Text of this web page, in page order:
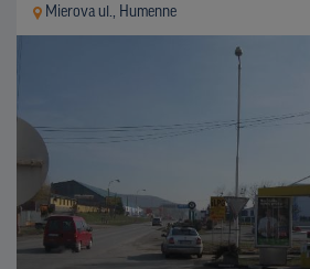
Mierova ul., Humenne